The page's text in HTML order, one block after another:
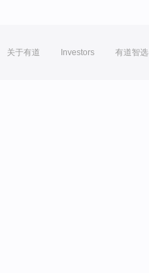
关于有道 Investors 有道智选